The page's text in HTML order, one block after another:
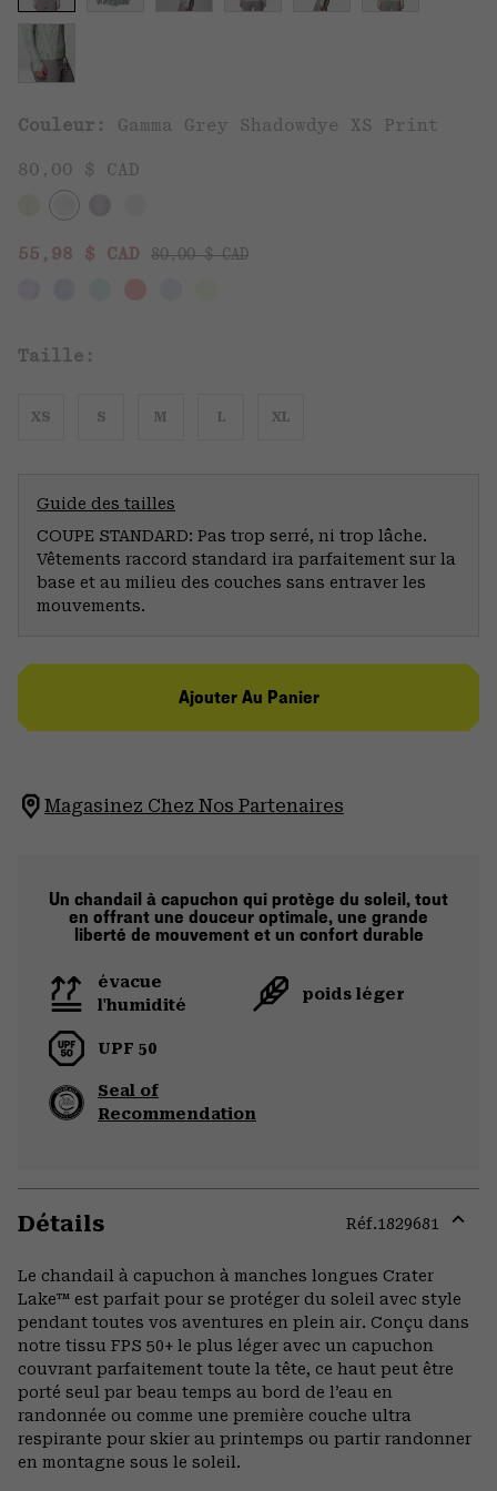
Couleur: Gamma Grey Shadowdye XS Print
80,00 $ CAD
Sale price:
55,98 $ CAD Regular price:
80,00 $ CAD
Taille:
XS S M L XL
Guide des tailles
COUPE STANDARD: Pas trop serré, ni trop lâche.
Vêtements raccord standard ira parfaitement sur la
base et au milieu des couches sans entraver les
mouvements.
Ajouter Au Panier
Magasinez Chez Nos Partenaires
Un chandail à capuchon qui protège du soleil, tout
en offrant une douceur optimale, une grande
liberté de mouvement et un confort durable
évacue
l'humidité
poids léger
UPF 50
Seal of
Recommendation
Détails Réf.1829681
Le chandail à capuchon à manches longues Crater
Lake™ est parfait pour se protéger du soleil avec style
pendant toutes vos aventures en plein air. Conçu dans
notre tissu FPS 50+ le plus léger avec un capuchon
couvrant parfaitement toute la tête, ce haut peut être
porté seul par beau temps au bord de l’eau en
randonnée ou comme une première couche ultra
respirante pour skier au printemps ou partir randonner
en montagne sous le soleil.